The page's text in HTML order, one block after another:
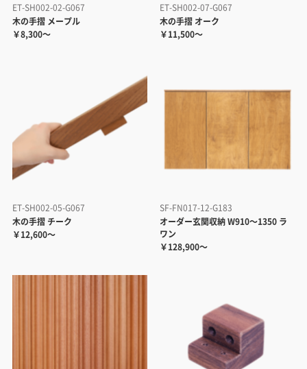
ET-SH002-02-G067
木の手摺 メープル
￥8,300～
ET-SH002-07-G067
木の手摺 オーク
￥11,500～
ET-SH002-05-G067
木の手摺 チーク
￥12,600～
SF-FN017-12-G183
オーダー玄関収納 W910～1350 ラ
ワン
￥128,900～